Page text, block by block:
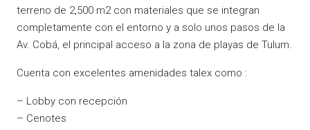
terreno de 2,500 m2 con materiales que se integran
completamente con el entorno y a solo unos pasos de la
Av. Cobá, el principal acceso a la zona de playas de Tulum.
Cuenta con excelentes amenidades talex como :
– Lobby con recepción
– Cenotes